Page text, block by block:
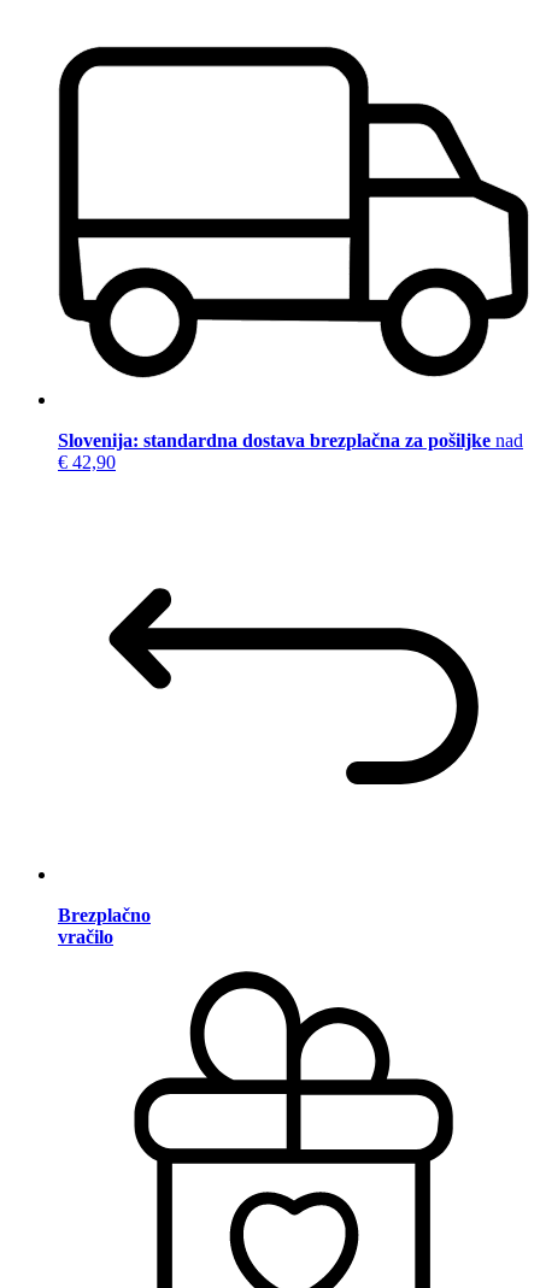
Slovenija: standardna dostava brezplačna za pošiljke nad
€ 42,90
Brezplačno
vračilo